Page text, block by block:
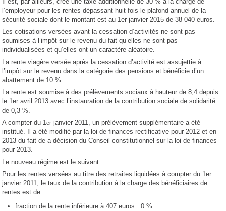
l’employeur pour les rentes dépassant huit fois le plafond annuel de la
sécurité sociale dont le montant est au 1er janvier 2015 de 38 040 euros.
Les cotisations versées avant la cessation d’activités ne sont pas
soumises à l’impôt sur le revenu du fait qu’elles ne sont pas
individualisées et qu’elles ont un caractère aléatoire.
La rente viagère versée après la cessation d’activité est assujettie à
l’impôt sur le revenu dans la catégorie des pensions et bénéficie d’un
abattement de 10 %.
La rente est soumise à des prélèvements sociaux à hauteur de 8,4 depuis
le 1er avril 2013 avec l’instauration de la contribution sociale de solidarité
de 0,3 %.
A compter du 1er janvier 2011, un prélèvement supplémentaire a été
institué. Il a été modifié par la loi de finances rectificative pour 2012 et en
2013 du fait de a décision du Conseil constitutionnel sur la loi de finances
pour 2013.
Le nouveau régime est le suivant :
Pour les rentes versées au titre des retraites liquidées à compter du 1er
janvier 2011, le taux de la contribution à la charge des bénéficiaires de
rentes est de
fraction de la rente inférieure à 407 euros : 0 %